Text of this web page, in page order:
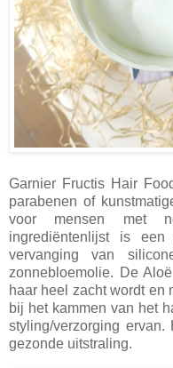
Garnier Fructis Hair
parabenen of
voor mensen met
ingrediëntenlijst is
vervanging van
zonnebloemolie. De
haar heel zacht wordt en
bij het kammen van het
styling/verzorging
gezonde uitstraling.